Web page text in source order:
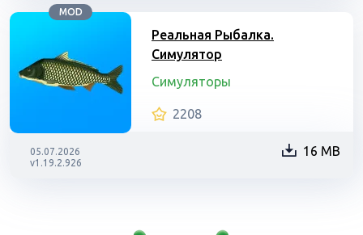
MOD
Реальная Рыбалка.
Симулятор
Симуляторы
2208
05.07.2026
v1.19.2.926
16 MB